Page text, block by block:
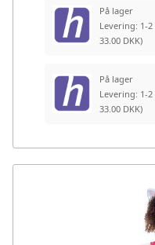
På lager
Levering: 1-2
33.00 DKK)
På lager
Levering: 1-2
33.00 DKK)